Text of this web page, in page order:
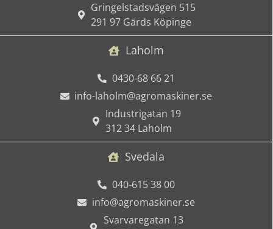
Gringelstadsvägen 515
291 97 Gärds Köpinge
Laholm
0430-68 66 21
info-laholm@agromaskiner.se
Industrigatan 19
312 34 Laholm
Svedala
040-615 38 00
info@agromaskiner.se
Svarvaregatan 13